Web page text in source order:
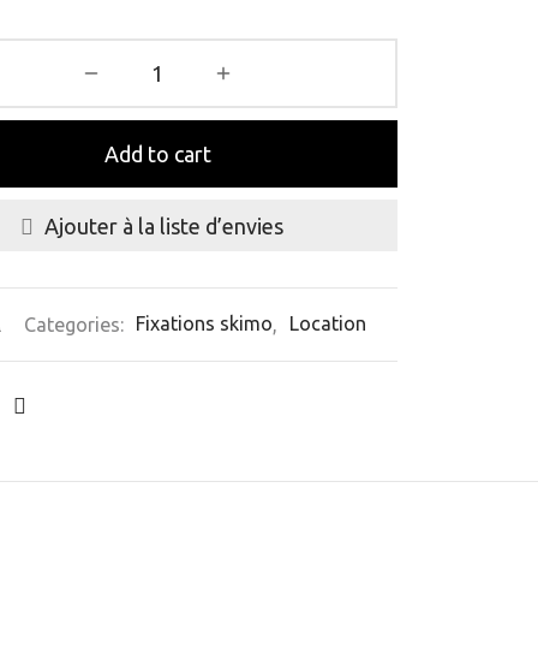
Add to cart
Ajouter à la liste d’envies
Categories: Fixations skimo Location